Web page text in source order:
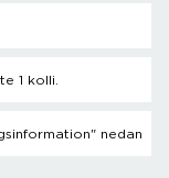
1 kolli.
nedan